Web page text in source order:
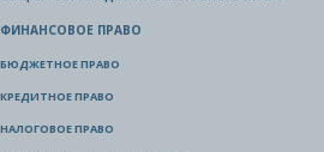
ФИНАНСОВОЕ ПРАВО
БЮДЖЕТНОЕ ПРАВО
КРЕДИТНОЕ ПРАВО
НАЛОГОВОЕ ПРАВО